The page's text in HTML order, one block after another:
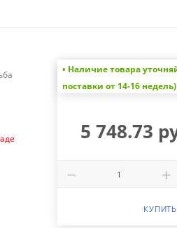
• Наличие товара
поставки от 14-16 недель)
5 748.73